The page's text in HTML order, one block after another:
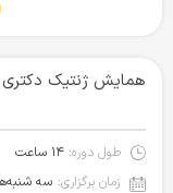
همایش ژنتیک دکتری 1401_ 1400دکتر بهروز اقدم
طول دوره: ۱۴ ساعت
زمان برگزاری: